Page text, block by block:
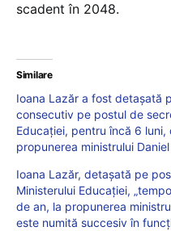
scadent în 2048.
Similare
Ioana Lazăr a fost detașată
consecutiv pe postul de
Educației, pentru încă 6
propunerea ministrului
Ioana Lazăr, detașată pe
Ministerului Educației,
de an, la propunerea
este numită succesiv în